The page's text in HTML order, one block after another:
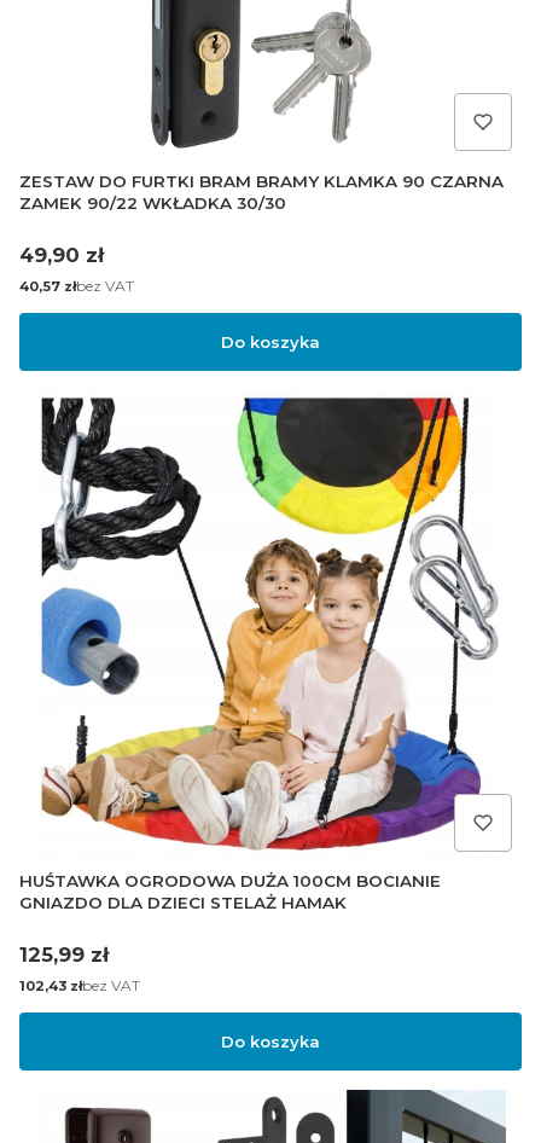
ZESTAW DO FURTKI BRAM BRAMY KLAMKA 90 CZARNA
ZAMEK 90/22 WKŁADKA 30/30
Cena
49,90 zł
Cena
40,57 złbez VAT
Do koszyka
HUŚTAWKA OGRODOWA DUŻA 100CM BOCIANIE
GNIAZDO DLA DZIECI STELAŻ HAMAK
Cena
125,99 zł
Cena
102,43 złbez VAT
Do koszyka